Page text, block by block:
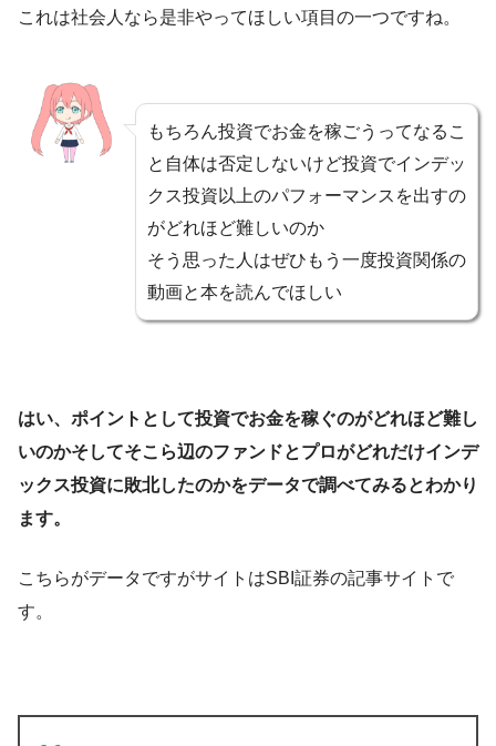
これは社会人なら是非やってほしい項目の一つですね。
もちろん投資でお金を稼ごうってなるこ
と自体は否定しないけど投資でインデッ
クス投資以上のパフォーマンスを出すの
がどれほど難しいのか
そう思った人はぜひもう一度投資関係の
動画と本を読んでほしい
はい、ポイントとして投資でお金を稼ぐのがどれほど難し
いのかそしてそこら辺のファンドとプロがどれだけインデ
ックス投資に敗北したのかをデータで調べてみるとわかり
ます。
こちらがデータですがサイトはSBI証券の記事サイトで
す。